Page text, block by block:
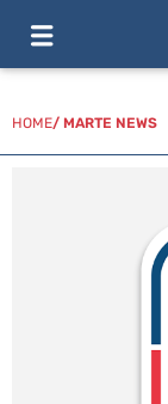
HOME/ MARTE NEWS